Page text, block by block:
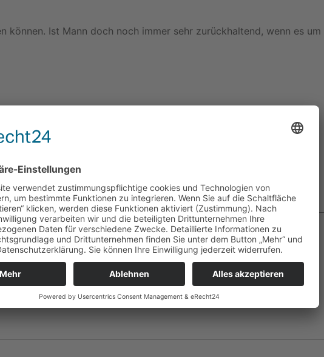
können. Ist Mann doch noch immer sehr zurückhaltend, wenn es
Felder sind mit * markiert